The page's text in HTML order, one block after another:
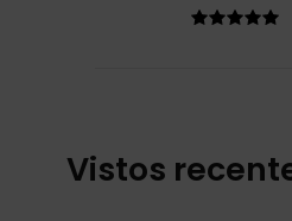
Vistos